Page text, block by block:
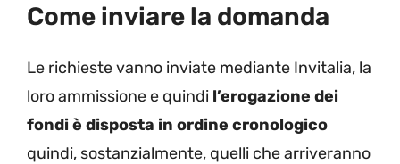
Come inviare la domanda
Le richieste vanno inviate mediante Invitalia, la
loro ammissione e quindi l’erogazione dei
fondi è disposta in ordine cronologico
quindi, sostanzialmente, quelli che arriveranno